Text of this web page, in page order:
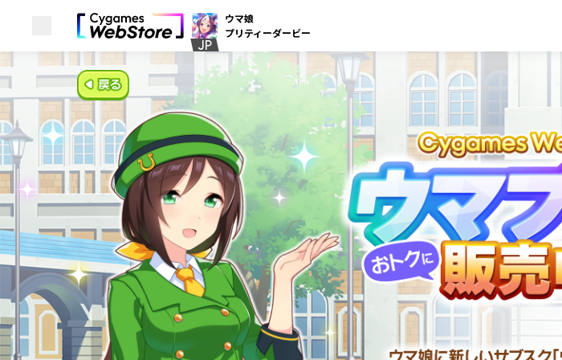
メニューを開く
JP
ウマ娘
プリティーダービー
Cygames ID (サイゲームスID)